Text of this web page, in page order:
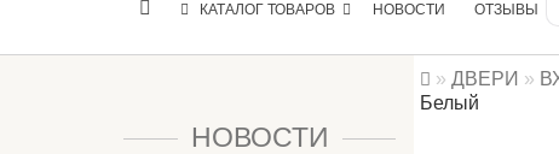
КАТАЛОГ ТОВАРОВ НОВОСТИ ОТЗЫВЫ
НОВОСТИ
ДВЕРИ
Белый